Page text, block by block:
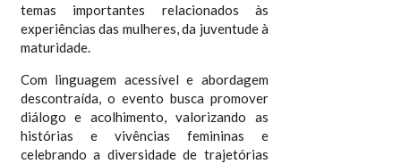
temas importantes relacionados às
experiências das mulheres, da juventude à
maturidade.
Com linguagem acessível e abordagem
descontraída, o evento busca promover
diálogo e acolhimento, valorizando as
histórias e vivências femininas e
celebrando a diversidade de trajetórias